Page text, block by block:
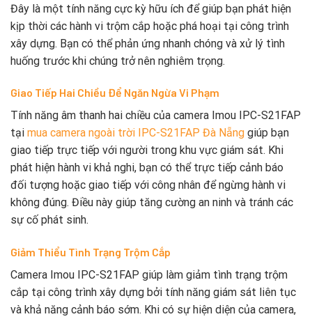
Đây là một tính năng cực kỳ hữu ích để giúp bạn phát hiện
kịp thời các hành vi trộm cắp hoặc phá hoại tại công trình
xây dựng. Bạn có thể phản ứng nhanh chóng và xử lý tình
huống trước khi chúng trở nên nghiêm trọng.
Giao Tiếp Hai Chiều Để Ngăn Ngừa Vi Phạm
Tính năng âm thanh hai chiều của camera Imou IPC-S21FAP
tại mua camera ngoài trời IPC-S21FAP Đà Nẵng giúp bạn
giao tiếp trực tiếp với người trong khu vực giám sát. Khi
phát hiện hành vi khả nghi, bạn có thể trực tiếp cảnh báo
đối tượng hoặc giao tiếp với công nhân để ngừng hành vi
không đúng. Điều này giúp tăng cường an ninh và tránh các
sự cố phát sinh.
Giảm Thiểu Tình Trạng Trộm Cắp
Camera Imou IPC-S21FAP giúp làm giảm tình trạng trộm
cắp tại công trình xây dựng bởi tính năng giám sát liên tục
và khả năng cảnh báo sớm. Khi có sự hiện diện của camera,